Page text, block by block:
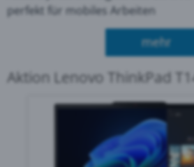
perfekt für mobiles Arbeiten
mehr
Aktion Lenovo ThinkPad